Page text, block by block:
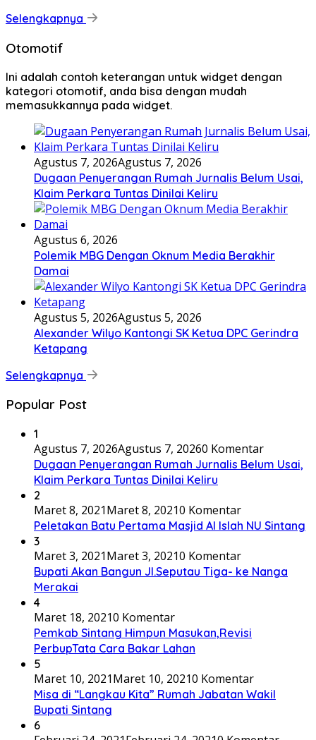
Selengkapnya
Otomotif
Ini adalah contoh keterangan untuk widget dengan
kategori otomotif, anda bisa dengan mudah
memasukkannya pada widget.
Agustus 7, 2026Agustus 7, 2026
Dugaan Penyerangan Rumah Jurnalis Belum Usai,
Klaim Perkara Tuntas Dinilai Keliru
Agustus 6, 2026
Polemik MBG Dengan Oknum Media Berakhir
Damai
Agustus 5, 2026Agustus 5, 2026
Alexander Wilyo Kantongi SK Ketua DPC Gerindra
Ketapang
Selengkapnya
Popular Post
1
Agustus 7, 2026Agustus 7, 20260 Komentar
Dugaan Penyerangan Rumah Jurnalis Belum Usai,
Klaim Perkara Tuntas Dinilai Keliru
2
Maret 8, 2021Maret 8, 20210 Komentar
Peletakan Batu Pertama Masjid Al Islah NU Sintang
3
Maret 3, 2021Maret 3, 20210 Komentar
Bupati Akan Bangun Jl.Seputau Tiga- ke Nanga
Merakai
4
Maret 18, 20210 Komentar
Pemkab Sintang Himpun Masukan,Revisi
PerbupTata Cara Bakar Lahan
5
Maret 10, 2021Maret 10, 20210 Komentar
Misa di “Langkau Kita” Rumah Jabatan Wakil
Bupati Sintang
6